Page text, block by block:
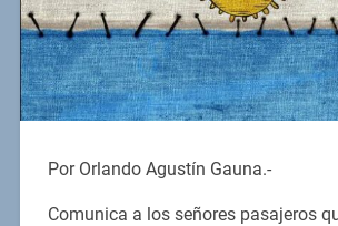
Por Orlando Agustín Gauna.-
Comunica a los señores pasajeros